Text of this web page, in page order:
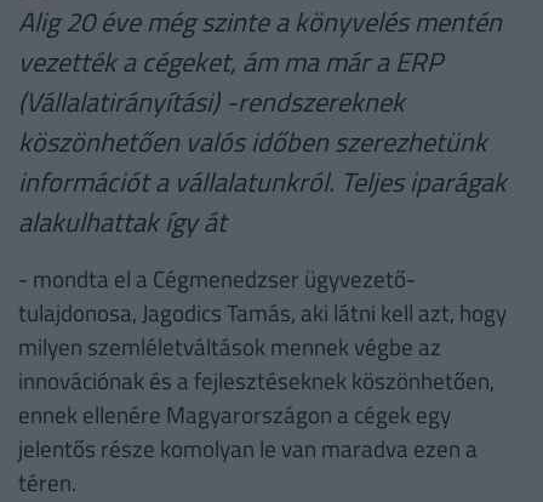
Alig 20 éve még szinte a könyvelés mentén
vezették a cégeket, ám ma már a ERP
(Vállalatirányítási) -rendszereknek
köszönhetően valós időben szerezhetünk
információt a vállalatunkról. Teljes iparágak
alakulhattak így át
- mondta el a Cégmenedzser ügyvezető-
tulajdonosa, Jagodics Tamás, aki látni kell azt, hogy
milyen szemléletváltások mennek végbe az
innovációnak és a fejlesztéseknek köszönhetően,
ennek ellenére Magyarországon a cégek egy
jelentős része komolyan le van maradva ezen a
téren.